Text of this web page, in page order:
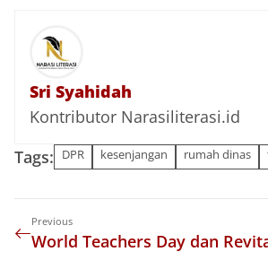
Sri Syahidah
Kontributor Narasiliterasi.id
Tags:
DPR kesenjangan rumah dinas
Previous
World Teachers Day dan